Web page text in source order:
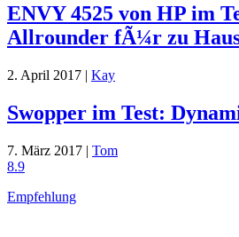
ENVY 4525 von HP im
Allrounder fÃ¼r zu
2. April 2017 | Kay
Swopper im Test:
7. März 2017 | Tom
8.9
Empfehlung